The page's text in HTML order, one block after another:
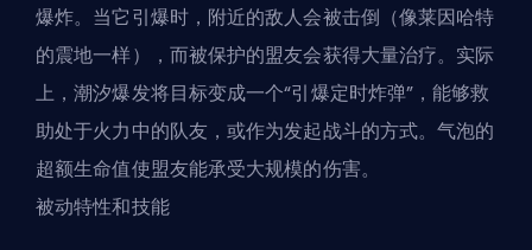
爆炸。当它引爆时，附近的敌人会被击倒（像莱因哈特
的震地一样），而被保护的盟友会获得大量治疗。实际
上，潮汐爆发将目标变成一个“引爆定时炸弹”，能够救
助处于火力中的队友，或作为发起战斗的方式。气泡的
超额生命值使盟友能承受大规模的伤害。
被动特性和技能